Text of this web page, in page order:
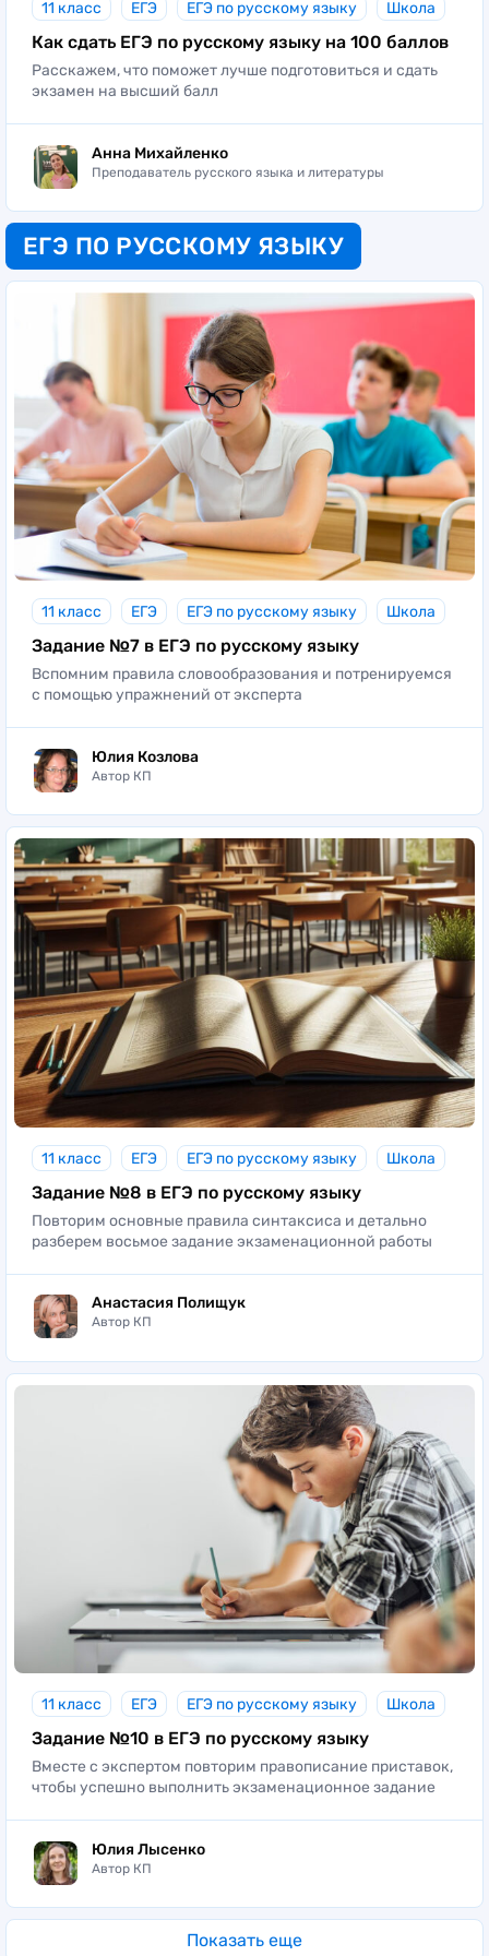
11 класс ЕГЭ ЕГЭ по русскому языку Школа
Как сдать ЕГЭ по русскому языку на 100 баллов
Расскажем, что поможет лучше подготовиться и сдать
экзамен на высший балл
Анна Михайленко
Преподаватель русского языка и литературы
ЕГЭ ПО РУССКОМУ ЯЗЫКУ
11 класс ЕГЭ ЕГЭ по русскому языку Школа
Задание №7 в ЕГЭ по русскому языку
Вспомним правила словообразования и потренируемся
с помощью упражнений от эксперта
Юлия Козлова
Автор КП
11 класс ЕГЭ ЕГЭ по русскому языку Школа
Задание №8 в ЕГЭ по русскому языку
Повторим основные правила синтаксиса и детально
разберем восьмое задание экзаменационной работы
Анастасия Полищук
Автор КП
11 класс ЕГЭ ЕГЭ по русскому языку Школа
Задание №10 в ЕГЭ по русскому языку
Вместе с экспертом повторим правописание приставок,
чтобы успешно выполнить экзаменационное задание
Юлия Лысенко
Автор КП
Показать еще